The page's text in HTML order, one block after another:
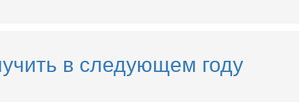
в следующем году